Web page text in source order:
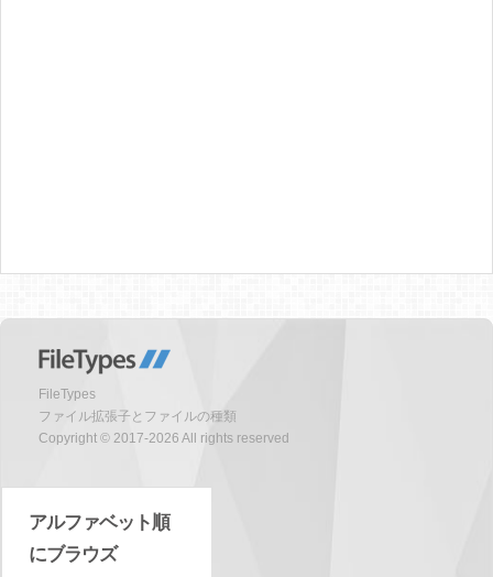
FileTypes
ファイル拡張子とファイルの種類
Copyright © 2017-2026 All rights reserved
アルファベット順
にブラウズ